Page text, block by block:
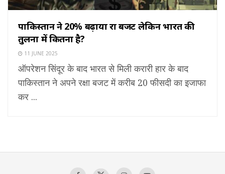
पाकिस्तान ने 20% बढ़ाया रक्षा बजट लेकिन भारत की
तुलना में कितना है?
11 JUNE 2025
ऑपरेशन सिंदूर के बाद भारत से मिली करारी हार के बाद
पाकिस्तान ने अपने रक्षा बजट में करीब 20 फीसदी का इजाफा
कर ...